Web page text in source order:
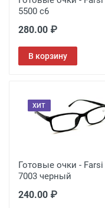
5500 c6
280.00 ₽
В корзину
ХИТ
Готовые очки - Farsi
7003 черный
240.00 ₽